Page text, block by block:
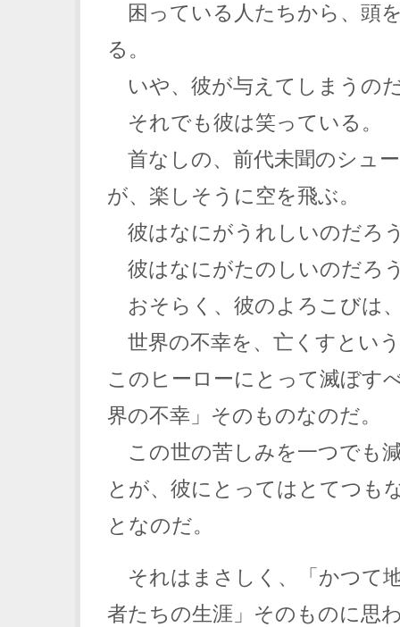
困っている人たちから、頭
る。
いや、彼が与えてしまうの
それでも彼は笑っている。
首なしの、前代未聞のシュ
が、楽しそうに空を飛ぶ。
彼はなにがうれしいのだろ
彼はなにがたのしいのだろ
おそらく、彼のよろこびは
世界の不幸を、亡くすとい
このヒーローにとって滅ぼす
界の不幸」そのものなのだ。
この世の苦しみを一つでも
とが、彼にとってはとてつも
となのだ。
それはまさしく、「かつて
者たちの生涯」そのものに思